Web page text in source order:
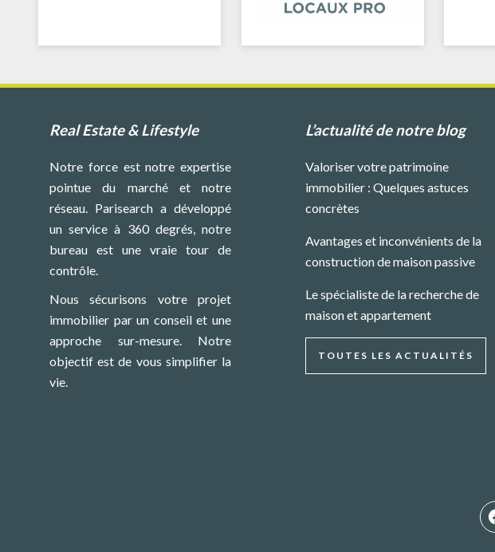
Real Estate & Lifestyle
Notre force est notre expertise
pointue du marché et notre
réseau. Parisearch a développé
un service à 360 degrés, notre
bureau est une vraie tour de
contrôle.
Nous sécurisons votre projet
immobilier par un conseil et une
approche sur-mesure. Notre
objectif est de vous simplifier la
vie.
L’actualité de notre blog
Valoriser votre patrimoine
immobilier : Quelques astuces
concrètes
Avantages et inconvénients de la
construction de maison passive
Le spécialiste de la recherche de
maison et appartement
TOUTES LES ACTUALITÉS